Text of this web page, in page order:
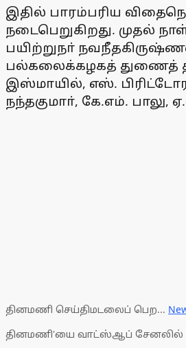
இதில் பாரம்பரிய
நடைபெறுகிறது. முதல்
பயிற்றுநா்
பல்கலைக்கழகத் துணைத்
இஸ்மாயில், எஸ்.
நந்தகுமாா், கே.எம்.
தினமணி செய்திமடலைப் பெற...
தினமணி'யை வாட்ஸ்ஆப் சேனலில்